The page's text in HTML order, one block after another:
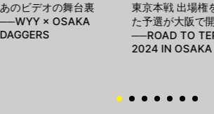
あのビデオの舞台裏
──WYY × OSAKA
DAGGERS
東京本戦 出場権
た予選が大阪で
──ROAD TO
2024 IN OSAKA